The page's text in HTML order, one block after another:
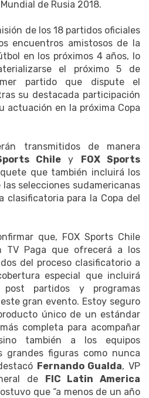
de Rusia 2018.
de los 18 partidos oficiales
encuentros amistosos de la
en los próximos 4 años, lo
el próximo 5 de
partido que dispute el
su destacada participación
actuación en la próxima Copa
transmitidos de manera
Chile y FOX Sports
que también incluirá los
selecciones sudamericanas
clasificatoria para la Copa del
que, FOX Sports Chile
TV Paga que ofrecerá a los
del proceso clasificatorio a
especial que incluirá
partidos y programas
gran evento. Estoy seguro
único de un estándar
completa para acompañar
también a los equipos
grandes figuras como nunca
Fernando Gualda, VP
de FIC Latin America
que “a menos de un año